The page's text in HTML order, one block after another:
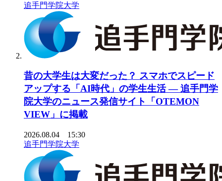
追手門学院大学
昔の大学生は大変だった？ スマホでスピード
アップする「AI時代」の学生生活 ― 追手門学
院大学のニュース発信サイト「OTEMON
VIEW」に掲載
2026.08.04 15:30
追手門学院大学